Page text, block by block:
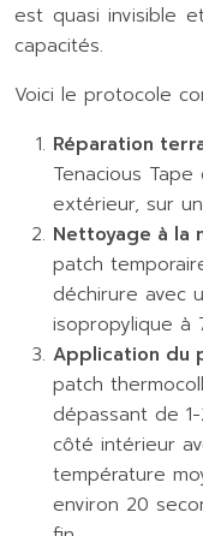
est quasi invisible
capacités.
Voici le protocole
Réparation
Tenacious
extérieur, sur
Nettoyage à la
patch
déchirure avec
isopropylique à
Application du
patch
dépassant de
côté intérieur
température
environ 20